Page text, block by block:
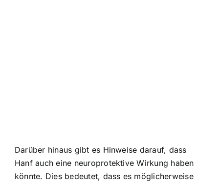
Darüber hinaus gibt es Hinweise darauf, dass
Hanf auch eine neuroprotektive Wirkung haben
könnte. Dies bedeutet, dass es möglicherweise